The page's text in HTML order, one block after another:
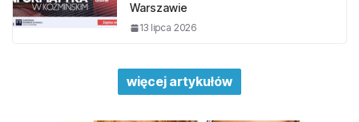
Warszawie
13 lipca 2026
więcej artykułów